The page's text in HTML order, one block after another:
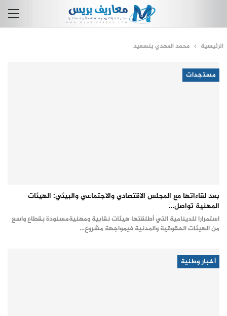
الرئيسية محمد المهدي بنسعيد
مستجدات
بعد لقاءاتها مع المجلس الاقتصادي والاجتماعي والبيئي: الهيئات
المهنية تواصل…
استمرارا للدينامية التي أطلقتها هيئات نقابية ومهنيةمسنودة بقطاع واسع
من الهيئات الحقوقية والمدنية فيمواجهة مشروع…
أخبار وطنية